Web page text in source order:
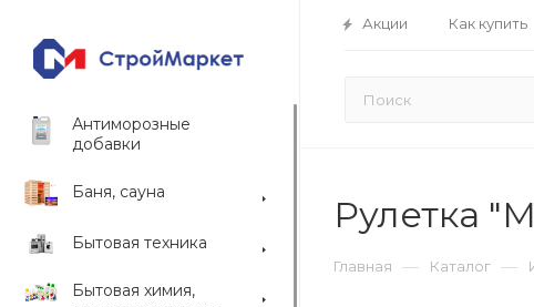
Акции Как купить
Антиморозные
добавки
Баня, сауна
Бытовая техника
Бытовая химия,
Рулетка
Главная — Каталог —